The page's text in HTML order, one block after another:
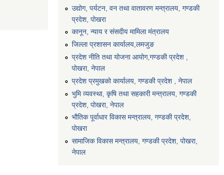
उद्योग, पर्यटन, वन तथा वातावरण मन्त्रालय, गण्डकी
प्रदेश, पोखरा
कानून, न्याय र संसदीय मामिला मंत्रालय
जिल्ला प्रशासन कार्यालय,लमजुङ
प्रदेश नीति तथा योजना आयोग,गण्डकी प्रदेश ,
पोखरा, नेपाल
प्रदेश प्रमुखको कार्यालय, गण्डकी प्रदेश , नेपाल
भुमि व्यवस्था, कृषि तथा सहकारी मन्त्रालय, गण्डकी
प्रदेश, पोखरा, नेपाल
भौतिक पूर्वाधार विकास मन्त्रालय, गण्डकी प्रदेश,
पाेखरा
सामाजिक विकास मन्त्रालय, गण्डकी प्रदेश, पोखरा,
नेपाल